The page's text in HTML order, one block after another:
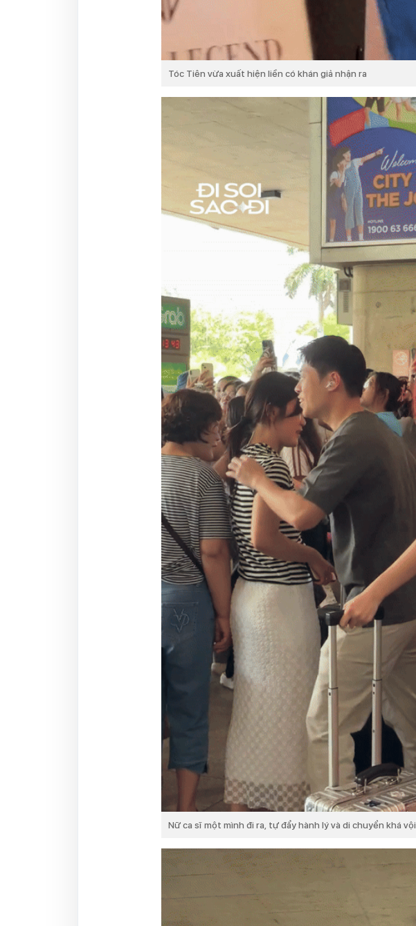
Tóc Tiên vừa xuất hiện liền có khán giả nhận ra
Nữ ca sĩ một mình đi ra, tự đẩy hành lý và di chuyển khá vội